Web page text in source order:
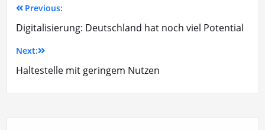
Previous:
Digitalisierung: Deutschland hat noch viel Potential
Next:
Haltestelle mit geringem Nutzen